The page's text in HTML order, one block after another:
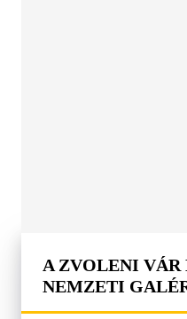
A ZVOLENI VÁR
NEMZETI